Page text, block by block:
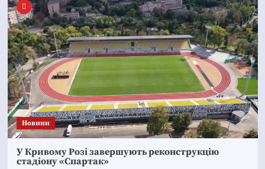
Новини
У Кривому Розі завершують реконструкцію
стадіону «Спартак»